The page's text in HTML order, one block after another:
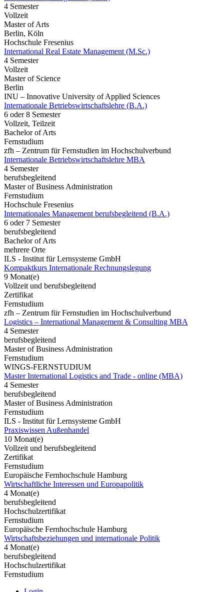
4 Semester
Vollzeit
Master of Arts
Berlin, Köln
Hochschule Fresenius
International Real Estate Management (M.Sc.)
4 Semester
Vollzeit
Master of Science
Berlin
INU – Innovative University of Applied Sciences
Internationale Betriebswirtschaftslehre (B.A.)
6 oder 8 Semester
Vollzeit, Teilzeit
Bachelor of Arts
Fernstudium
zfh – Zentrum für Fernstudien im Hochschulverbund
Internationale Betriebswirtschaftslehre MBA
4 Semester
berufsbegleitend
Master of Business Administration
Fernstudium
Hochschule Fresenius
Internationales Management berufsbegleitend (B.A.)
6 oder 7 Semester
berufsbegleitend
Bachelor of Arts
mehrere Orte
ILS - Institut für Lernsysteme GmbH
Kompaktkurs Internationale Rechnungslegung
9 Monat(e)
Vollzeit und berufsbegleitend
Zertifikat
Fernstudium
zfh – Zentrum für Fernstudien im Hochschulverbund
Logistics – International Management & Consulting MBA
4 Semester
berufsbegleitend
Master of Business Administration
Fernstudium
WINGS-FERNSTUDIUM
Master International Logistics and Trade - online (MBA)
4 Semester
berufsbegleitend
Master of Business Administration
Fernstudium
ILS - Institut für Lernsysteme GmbH
Praxiswissen Außenhandel
10 Monat(e)
Vollzeit und berufsbegleitend
Zertifikat
Fernstudium
Europäische Fernhochschule Hamburg
Wirtschaftliche Interessen und Europapolitik
4 Monat(e)
berufsbegleitend
Hochschulzertifikat
Fernstudium
Europäische Fernhochschule Hamburg
Wirtschaftsbeziehungen und internationale Politik
4 Monat(e)
berufsbegleitend
Hochschulzertifikat
Fernstudium